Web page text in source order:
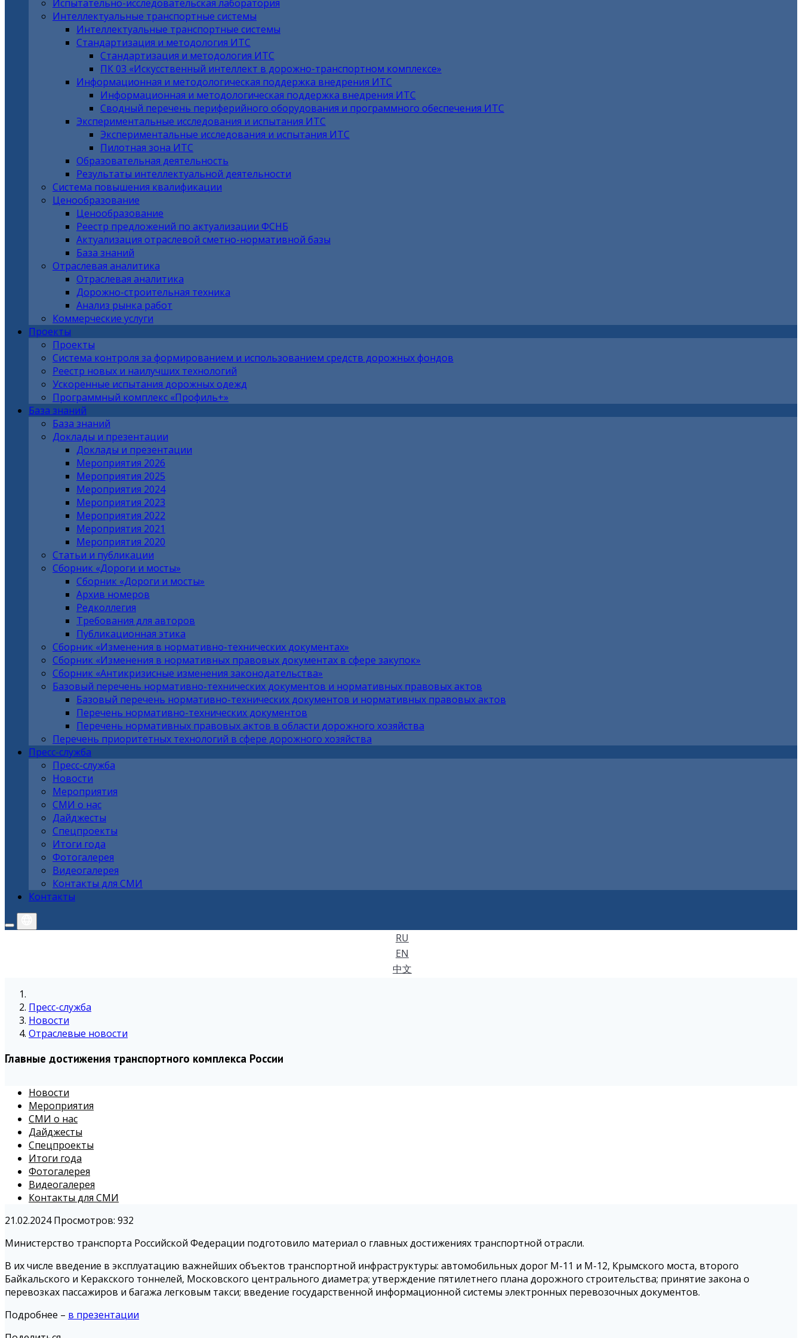
Испытательно-исследовательская лаборатория
Интеллектуальные транспортные системы
Интеллектуальные транспортные системы
Стандартизация и методология ИТС
Стандартизация и методология ИТС
ПК 03 «Искусственный интеллект в дорожно-транспортном комплексе»
Информационная и методологическая поддержка внедрения ИТС
Информационная и методологическая поддержка внедрения ИТС
Сводный перечень периферийного оборудования и программного обеспечения ИТС
Экспериментальные исследования и испытания ИТС
Экспериментальные исследования и испытания ИТС
Пилотная зона ИТС
Образовательная деятельность
Результаты интеллектуальной деятельности
Система повышения квалификации
Ценообразование
Ценообразование
Реестр предложений по актуализации ФСНБ
Актуализация отраслевой сметно-нормативной базы
База знаний
Отраслевая аналитика
Отраслевая аналитика
Дорожно-строительная техника
Анализ рынка работ
Коммерческие услуги
Проекты
Проекты
Система контроля за формированием и использованием средств дорожных фондов
Реестр новых и наилучших технологий
Ускоренные испытания дорожных одежд
Программный комплекс «Профиль+»
База знаний
База знаний
Доклады и презентации
Доклады и презентации
Мероприятия 2026
Мероприятия 2025
Мероприятия 2024
Мероприятия 2023
Мероприятия 2022
Мероприятия 2021
Мероприятия 2020
Статьи и публикации
Сборник «Дороги и мосты»
Сборник «Дороги и мосты»
Архив номеров
Редколлегия
Требования для авторов
Публикационная этика
Сборник «Изменения в нормативно-технических документах»
Сборник «Изменения в нормативных правовых документах в сфере закупок»
Сборник «Антикризисные изменения законодательства»
Базовый перечень нормативно-технических документов и нормативных правовых актов
Базовый перечень нормативно-технических документов и нормативных правовых актов
Перечень нормативно-технических документов
Перечень нормативных правовых актов в области дорожного хозяйства
Перечень приоритетных технологий в сфере дорожного хозяйства
Пресс-служба
Пресс-служба
Новости
Мероприятия
СМИ о нас
Дайджесты
Спецпроекты
Итоги года
Фотогалерея
Видеогалерея
Контакты для СМИ
Контакты
RU
EN
中文
Пресс-служба
Новости
Отраслевые новости
Главные достижения транспортного комплекса России
Новости
Мероприятия
СМИ о нас
Дайджесты
Спецпроекты
Итоги года
Фотогалерея
Видеогалерея
Контакты для СМИ
21.02.2024 Просмотров: 932
Министерство транспорта Российской Федерации подготовило материал о главных достижениях транспортной отрасли.
В их числе введение в эксплуатацию важнейших объектов транспортной инфраструктуры: автомобильных дорог М-11 и М-12, Крымского моста, второго
Байкальского и Керакского тоннелей, Московского центрального диаметра; утверждение пятилетнего плана дорожного строительства; принятие закона о
перевозках пассажиров и багажа легковым такси; введение государственной информационной системы электронных перевозочных документов.
Подробнее – в презентации